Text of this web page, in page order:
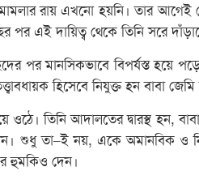
রায় এখনো হয়নি। তার
পর এই দায়িত্ব থেকে তিনি সরে
পর মানসিকভাবে বিপর্যস্ত হয়ে
হিসেবে নিযুক্ত হন বাবা জেমি
তিনি আদালতের দ্বারস্থ হন,
শুধু তা–ই নয়, একে অমানবিক ও
হুমকিও দেন।